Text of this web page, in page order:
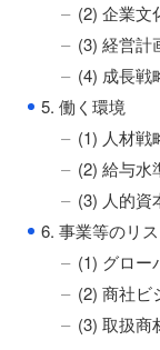
(2) 企業文
(3) 経営計
(4) 成長戦
● 5. 働く環境
(1) 人材戦
(2) 給与水
(3) 人的資
● 6. 事業等のリ
(1) グロー
(2) 商社ビ
(3) 取扱商